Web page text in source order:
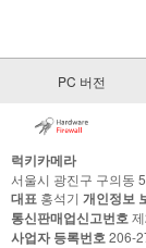
PC 버전
럭키카메라
서울시 광진구 구의동
대표 홍석기 개인정보
통신판매업신고번호
사업자 등록번호206-